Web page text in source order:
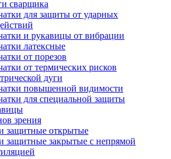
сварщика
для защиты от ударных
и рукавицы от вибрации
латексные
от порезов
от термических рисков
дуги
повышенной видимости
для специальной защиты
зрения
защитные открытые
защитные закрытые с непрямой